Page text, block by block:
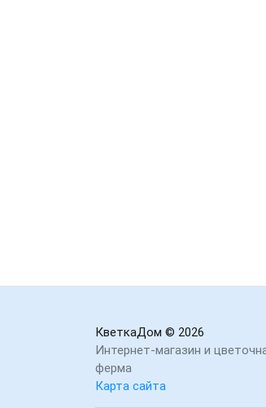
КветкаДом © 2026
Интернет-магазин и
ферма
Карта сайта